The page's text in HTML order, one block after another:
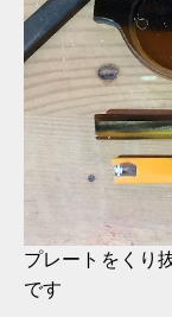
プレートをくり
です